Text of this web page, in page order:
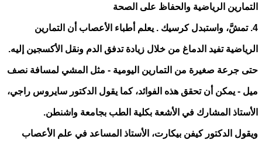
التمارين الرياضية والحفاظ على الصحة
4. تمشَّ، واستبدل كرسيك . يعلم أطباء الأعصاب أن التمارين
الرياضية تفيد الدماغ من خلال زيادة تدفق الدم ونقل الأكسجين إليه.
حتى جرعة صغيرة من التمارين اليومية - مثل المشي لمسافة نصف
ميل - يمكن أن تحقق هذه الفوائد، كما يقول الدكتور سايروس راجي،
الأستاذ المشارك في الأشعة بكلية الطب بجامعة واشنطن.
ويقول الدكتور كيفن بيكارت، الأستاذ المساعد في علم الأعصاب